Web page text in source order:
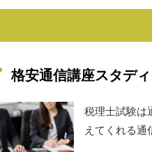
格安通信講座スタデ
税理士試験は
えてくれる通